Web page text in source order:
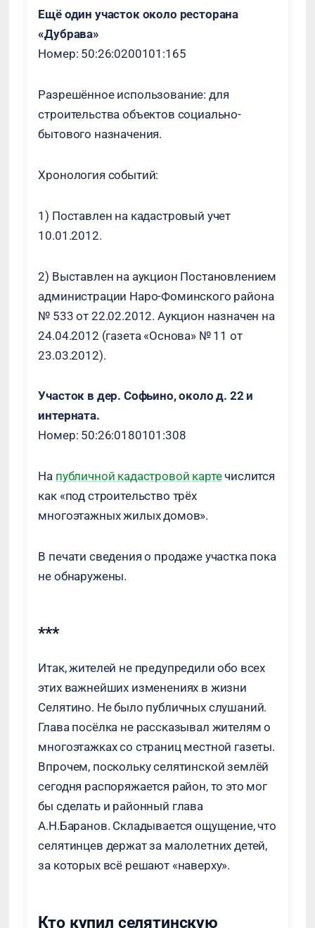
Ещё один участок около ресторана
«Дубрава»
Номер: 50:26:0200101:165
Разрешённое использование: для
строительства объектов социально-
бытового назначения.
Хронология событий:
1) Поставлен на кадастровый учет
10.01.2012.
2) Выставлен на аукцион Постановлением
администрации Наро-Фоминского района
№ 533 от 22.02.2012. Аукцион назначен на
24.04.2012 (газета «Основа» № 11 от
23.03.2012).
Участок в дер. Софьино, около д. 22 и
интерната.
Номер: 50:26:0180101:308
На публичной кадастровой картечислится
как «под строительство трёх
многоэтажных жилых домов».
В печати сведения о продаже участка пока
не обнаружены.
***
Итак, жителей не предупредили обо всех
этих важнейших изменениях в жизни
Селятино. Не было публичных слушаний.
Глава посёлка не рассказывал жителям о
многоэтажках со страниц местной газеты.
Впрочем, поскольку селятинской землёй
сегодня распоряжается район, то это мог
бы сделать и районный глава
А.Н.Баранов. Складывается ощущение, что
селятинцев держат за малолетних детей,
за которых всё решают «наверху».
Кто купил селятинскую